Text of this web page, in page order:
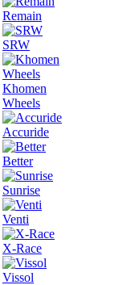
Remain
SRW
Khomen
Wheels
Accuride
Better
Sunrise
Venti
X-Race
Vissol